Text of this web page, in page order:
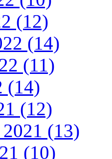
(12)
(14)
(11)
(14)
(12)
2021 (13)
(10)